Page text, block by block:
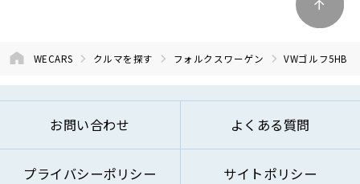
WECARS クルマを探す フォルクスワーゲン VWゴルフ5HB
お問い合わせ よくある質問
プライバシーポリシー サイトポリシー